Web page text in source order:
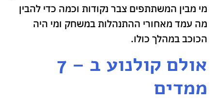
מי מבין המשתתפים צבר נקודות וכמה כדי להבין
מה עמד מאחורי ההתנהלות במשחק ומי היה
הכוכב במהלך כולו.
אולם קולנוע ב – 7
ממדים